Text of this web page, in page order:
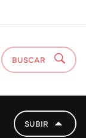
BUSCAR
SUBIR